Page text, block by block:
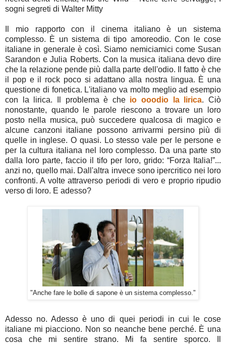
sogni segreti di Walter Mitty
Il mio rapporto con il cinema italiano è un sistema
complesso. È un sistema di tipo amoreodio. Con le cose
italiane in generale è così. Siamo nemiciamici come Susan
Sarandon e Julia Roberts. Con la musica italiana devo dire
che la relazione pende più dalla parte dell'odio. Il fatto è che
il pop e il rock poco si adattano alla nostra lingua. È una
questione di fonetica. L'italiano va molto meglio ad esempio
con la lirica. Il problema è che io ooodio la lirica. Ciò
nonostante, quando le parole riescono a trovare un loro
posto nella musica, può succedere qualcosa di magico e
alcune canzoni italiane possono arrivarmi persino più di
quelle in inglese. O quasi. Lo stesso vale per le persone e
per la cultura italiana nel loro complesso. Da una parte sto
dalla loro parte, faccio il tifo per loro, grido: “Forza Italia!”...
anzi no, quello mai. Dall'altra invece sono ipercritico nei loro
confronti. A volte attraverso periodi di vero e proprio ripudio
verso di loro. E adesso?
"Anche fare le bolle di sapone è un sistema complesso."
Adesso no. Adesso è uno di quei periodi in cui le cose
italiane mi piacciono. Non so neanche bene perché. È una
cosa che mi sentire strano. Mi fa sentire sporco. Il